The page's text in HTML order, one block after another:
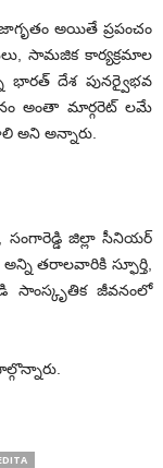
అయితే ప్రపంచం
సామజిక కార్యక్రమాల
భారత్ దేశ పునర్వైభవ
అంతా మార్గరెట్ లమే
అని అన్నారు.
జిల్లా సీనియర్
తరాలవారికి స్ఫూర్తి,
సాంస్కృతిక జీవనంలో